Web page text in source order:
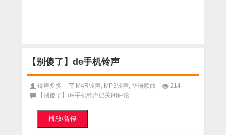
【别傻了】de手机铃声
铃声多多 M4R铃声 MP3铃声 华语歌曲
214
【别傻了】de手机铃声已关闭评论
播放/暂停